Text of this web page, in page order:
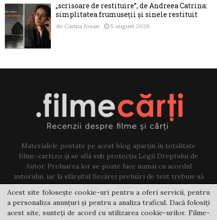
„scrisoare de restituire”, de Andreea Catrina:
simplitatea frumuseții și sinele restituit
de Carina Josan 5 august 2026
Materialele postate pe acest blog aparțin în totalitate
filme-carti.ro și se află sub protecția Legii Dreptului de
Autor. Preluarea lor se poate face numai cu acordul
autorului, iar la sfârșitul fiecărei preluări de text trebuie să
existe un link către acest blog.
Contact us:jovi@filme-carti.ro
Acest site folosește cookie-uri pentru a oferi servicii, pentru
a personaliza anunțuri și pentru a analiza traficul. Dacă folosiți
acest site, sunteți de acord cu utilizarea cookie-urilor. Filme-